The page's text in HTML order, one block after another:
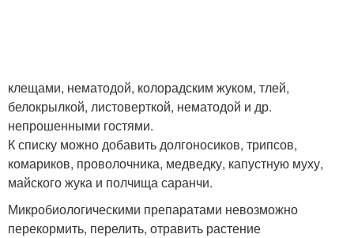
клещами, нематодой, колорадским жуком, тлей,
белокрылкой, листоверткой, нематодой и др.
непрошенными гостями.
К списку можно добавить долгоносиков, трипсов,
комариков, проволочника, медведку, капустную муху,
майского жука и полчища саранчи.
Микробиологическими препаратами невозможно
перекормить, перелить, отравить растение